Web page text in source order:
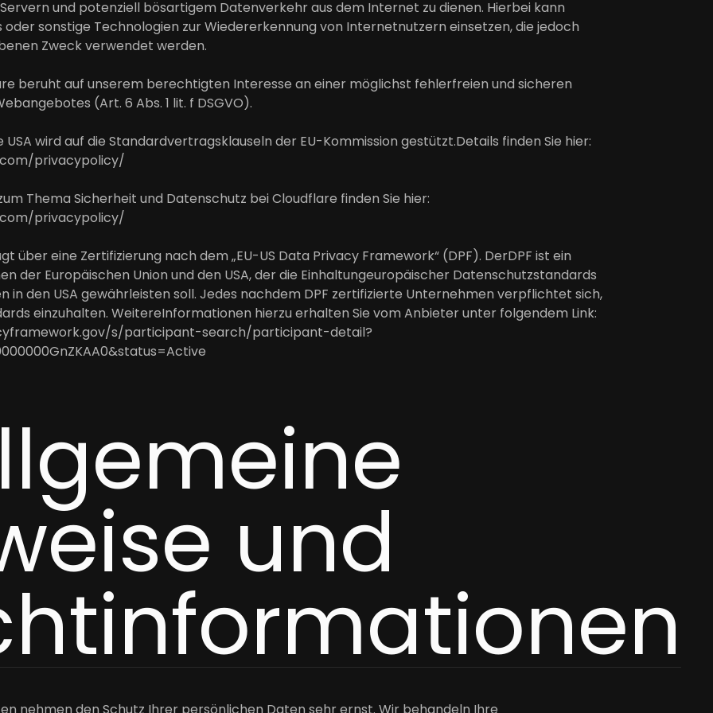
und potenziell bösartigem Datenverkehr aus dem Internet zu dienen. Hierbei kann
oder sonstige Technologien zur Wiedererkennung von Internetnutzern einsetzen, die jedoch
Zweck verwendet werden.
beruht auf unserem berechtigten Interesse an einer möglichst fehlerfreien und sicheren
(Art. 6 Abs. 1 lit. f DSGVO).
wird auf die Standardvertragsklauseln der EU-Kommission gestützt.Details finden Sie hier:
privacypolicy/
Thema Sicherheit und Datenschutz bei Cloudflare finden Sie hier:
privacypolicy/
über eine Zertifizierung nach dem „EU-US Data Privacy Framework“ (DPF). DerDPF ist ein
der Europäischen Union und den USA, der die Einhaltungeuropäischer Datenschutzstandards
in den USA gewährleisten soll. Jedes nachdem DPF zertifizierte Unternehmen verpflichtet sich,
einzuhalten. WeitereInformationen hierzu erhalten Sie vom Anbieter unter folgendem Link:
s/participant-search/participant-detail?
und